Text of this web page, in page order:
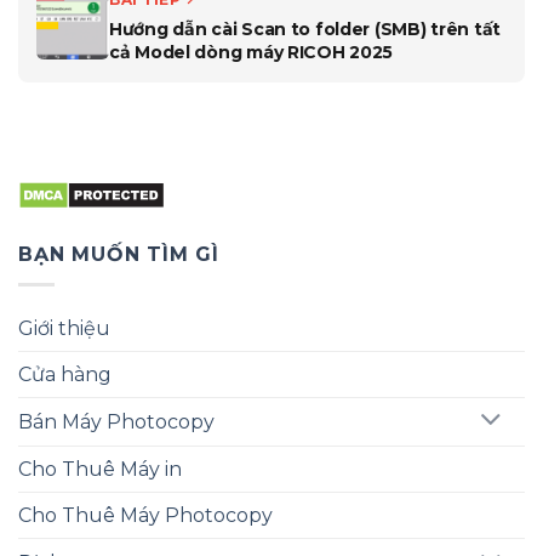
Hướng dẫn cài Scan to folder (SMB) trên tất
cả Model dòng máy RICOH 2025
BẠN MUỐN TÌM GÌ
Giới thiệu
Cửa hàng
Bán Máy Photocopy
Cho Thuê Máy in
Cho Thuê Máy Photocopy